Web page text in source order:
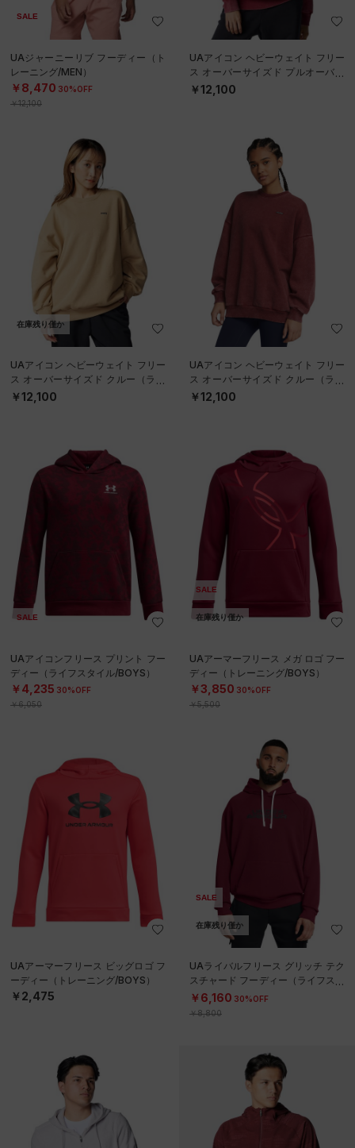
SALE
UAジャーニーリブ フーディー（ト
レーニング/MEN）
￥8,470 30%OFF
￥12,100
UAアイコン ヘビーウェイト フリー
ス オーバーサイズド プルオーバー
フーディー（ライフスタイル/WOM
￥12,100
在庫残り僅か
UAアイコン ヘビーウェイト フリー
ス オーバーサイズド クルー（ライ
フスタイル/WOMEN）
￥12,100
UAアイコン ヘビーウェイト フリー
ス オーバーサイズド クルー（ライ
フスタイル/WOMEN）
￥12,100
SALE
UAアイコンフリース プリント フー
ディー（ライフスタイル/BOYS）
￥4,235 30%OFF
￥6,050
SALE
在庫残り僅か
UAアーマーフリース メガ ロゴ フー
ディー（トレーニング/BOYS）
￥3,850 30%OFF
￥5,500
UAアーマーフリース ビッグロゴ フ
ーディー（トレーニング/BOYS）
￥2,475
SALE
在庫残り僅か
UAライバルフリース グリッチ テク
スチャード フーディー（ライフスタ
イル/MEN）
￥6,160 30%OFF
￥8,800